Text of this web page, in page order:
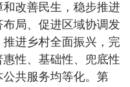
改善民生，稳步推进
局、促进区域协调发
进乡村全面振兴，完
性、基础性、兜底性
共服务均等化。第